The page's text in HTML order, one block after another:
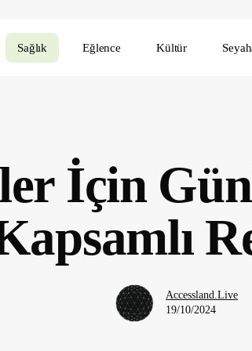
Sağlık Eğlence Kültür
İçin
Accessland.Live
19/10/2024